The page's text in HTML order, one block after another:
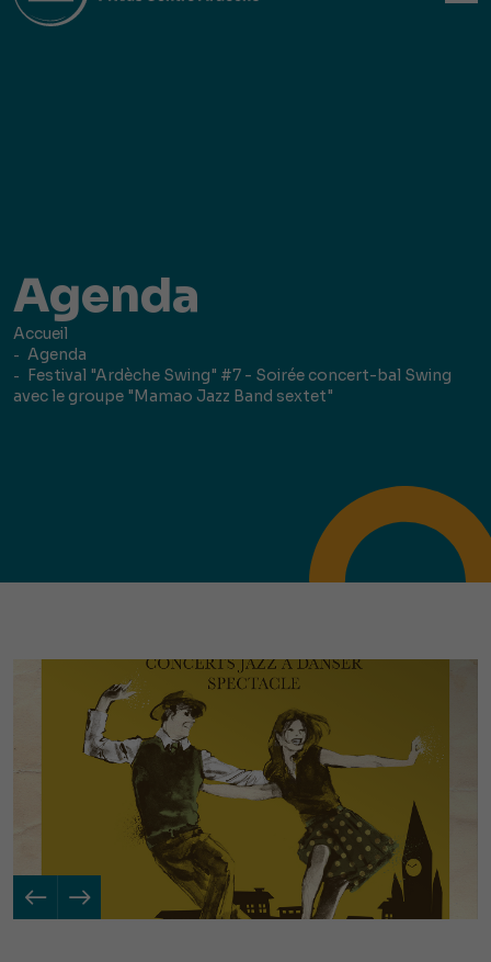
Agenda
Accueil
Agenda
Festival "Ardèche Swing" #7 - Soirée concert-bal Swing
avec le groupe "Mamao Jazz Band sextet"